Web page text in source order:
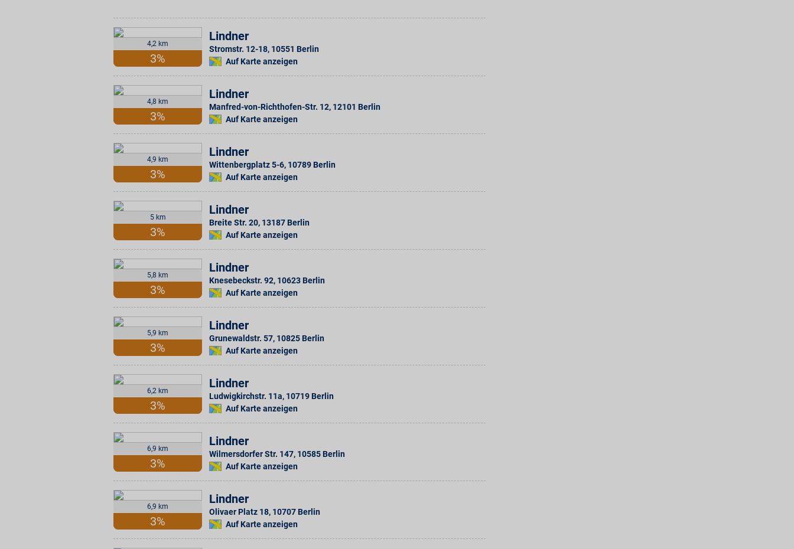
4,2 km
3%
Lindner
Stromstr. 12-18, 10551 Berlin
Auf Karte anzeigen
4,8 km
3%
Lindner
Manfred-von-Richthofen-Str. 12, 12101 Berlin
Auf Karte anzeigen
4,9 km
3%
Lindner
Wittenbergplatz 5-6, 10789 Berlin
Auf Karte anzeigen
5 km
3%
Lindner
Breite Str. 20, 13187 Berlin
Auf Karte anzeigen
5,8 km
3%
Lindner
Knesebeckstr. 92, 10623 Berlin
Auf Karte anzeigen
5,9 km
3%
Lindner
Grunewaldstr. 57, 10825 Berlin
Auf Karte anzeigen
6,2 km
3%
Lindner
Ludwigkirchstr. 11a, 10719 Berlin
Auf Karte anzeigen
6,9 km
3%
Lindner
Wilmersdorfer Str. 147, 10585 Berlin
Auf Karte anzeigen
6,9 km
3%
Lindner
Olivaer Platz 18, 10707 Berlin
Auf Karte anzeigen